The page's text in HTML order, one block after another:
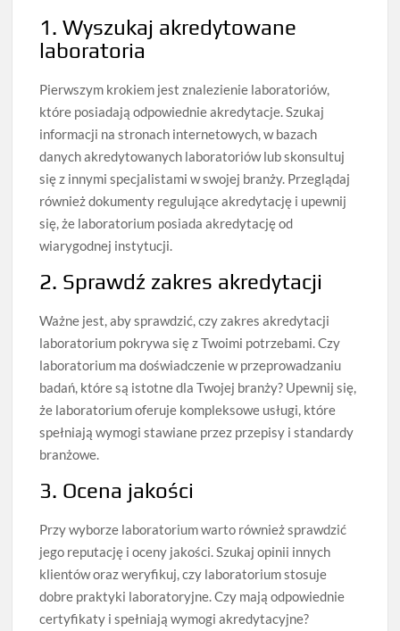
1. Wyszukaj akredytowane
laboratoria
Pierwszym krokiem jest znalezienie laboratoriów,
które posiadają odpowiednie akredytacje. Szukaj
informacji na stronach internetowych, w bazach
danych akredytowanych laboratoriów lub skonsultuj
się z innymi specjalistami w swojej branży. Przeglądaj
również dokumenty regulujące akredytację i upewnij
się, że laboratorium posiada akredytację od
wiarygodnej instytucji.
2. Sprawdź zakres akredytacji
Ważne jest, aby sprawdzić, czy zakres akredytacji
laboratorium pokrywa się z Twoimi potrzebami. Czy
laboratorium ma doświadczenie w przeprowadzaniu
badań, które są istotne dla Twojej branży? Upewnij się,
że laboratorium oferuje kompleksowe usługi, które
spełniają wymogi stawiane przez przepisy i standardy
branżowe.
3. Ocena jakości
Przy wyborze laboratorium warto również sprawdzić
jego reputację i oceny jakości. Szukaj opinii innych
klientów oraz weryfikuj, czy laboratorium stosuje
dobre praktyki laboratoryjne. Czy mają odpowiednie
certyfikaty i spełniają wymogi akredytacyjne?